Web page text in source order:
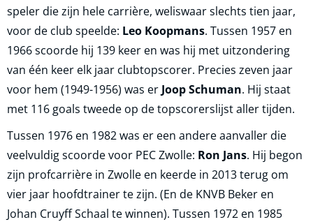
speler die zijn hele carrière, weliswaar slechts tien jaar,
voor de club speelde: Leo Koopmans. Tussen 1957 en
1966 scoorde hij 139 keer en was hij met uitzondering
van één keer elk jaar clubtopscorer. Precies zeven jaar
voor hem (1949-1956) was er Joop Schuman. Hij staat
met 116 goals tweede op de topscorerslijst aller tijden.
Tussen 1976 en 1982 was er een andere aanvaller die
veelvuldig scoorde voor PEC Zwolle: Ron Jans. Hij begon
zijn profcarrière in Zwolle en keerde in 2013 terug om
vier jaar hoofdtrainer te zijn. (En de KNVB Beker en
Johan Cruyff Schaal te winnen). Tussen 1972 en 1985